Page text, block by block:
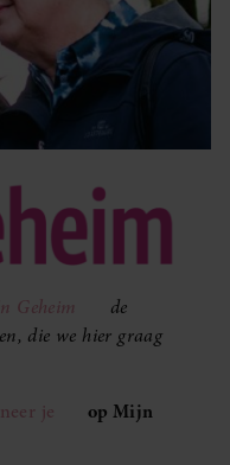
Geheim
de
die we hier graag
je
op Mijn